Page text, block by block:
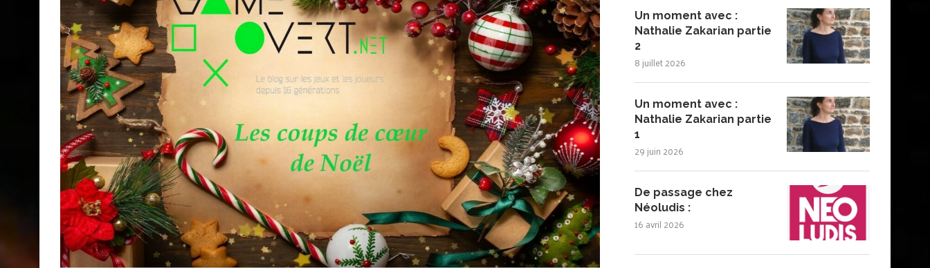
Un moment avec :
Nathalie Zakarian partie
2
8 juillet 2026
Un moment avec :
Nathalie Zakarian partie
1
29 juin 2026
De passage chez
Néoludis :
16 avril 2026